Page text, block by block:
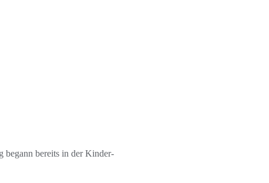
begann bereits in der Kinder-